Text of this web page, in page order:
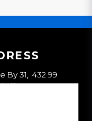
By 31, 432 99